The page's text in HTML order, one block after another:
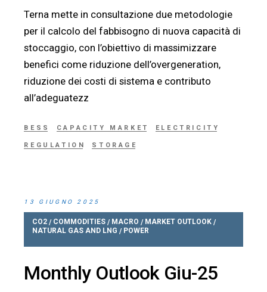
Terna mette in consultazione due metodologie
per il calcolo del fabbisogno di nuova capacità di
stoccaggio, con l’obiettivo di massimizzare
benefici come riduzione dell’overgeneration,
riduzione dei costi di sistema e contributo
all’adeguatezz
BESS CAPACITY MARKET ELECTRICITY
REGULATION STORAGE
13 GIUGNO 2025
CO2 / COMMODITIES / MACRO / MARKET OUTLOOK /
NATURAL GAS AND LNG / POWER
Monthly Outlook Giu-25